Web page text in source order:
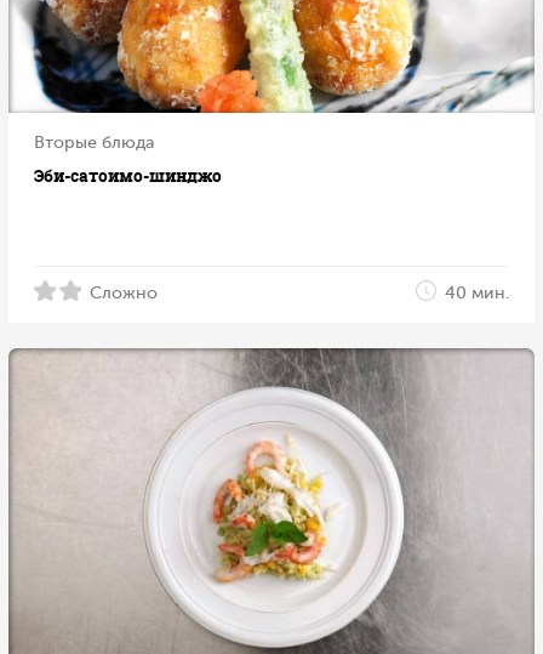
Вторые блюда
Эби-сатоимо-шинджо
Сложно 40 мин.